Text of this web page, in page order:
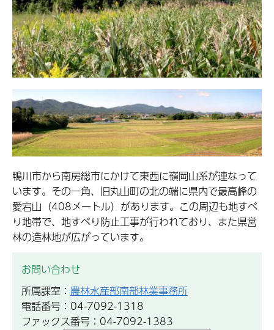
鴨川市から南房総市にかけて東西に嶺岡山系が連なって
います。その一角、旧丸山町の北の端に県内で最高峰の
愛宕山（408メートル）があります。この周辺も地すべ
り地帯で、地すべり防止工事が行われており、また県営
林の造林地が広がっています。
お問い合わせ
所属課室： 農林水産部南部林業事務所
電話番号：04-7092-1318
ファックス番号：04-7092-1383